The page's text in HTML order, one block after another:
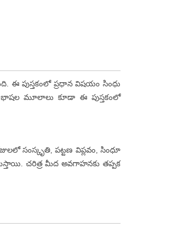
ఈ పుస్తకంలో ప్రధాన విషయం సింధు
భాషల మూలాలు కూడా ఈ పుస్తకంలో
పట్టణ విప్లవం, సింధూ
చరిత్ర మీద అవగాహనకు తప్పక